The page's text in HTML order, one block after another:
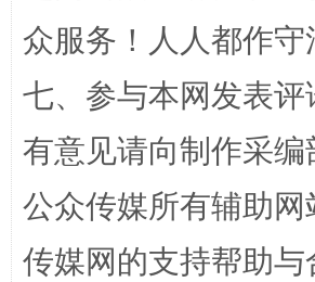
习近平的博鳌关键词
众服务！人人都作守
七、参与本网发表
有意见请向制作采
公众传媒所有辅助
传媒网的支持帮助